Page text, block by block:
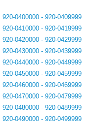
920-0400000 - 920-0409999
920-0410000 - 920-0419999
920-0420000 - 920-0429999
920-0430000 - 920-0439999
920-0440000 - 920-0449999
920-0450000 - 920-0459999
920-0460000 - 920-0469999
920-0470000 - 920-0479999
920-0480000 - 920-0489999
920-0490000 - 920-0499999